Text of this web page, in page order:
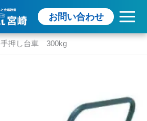
お問い合わせ
手押し台車 300kg